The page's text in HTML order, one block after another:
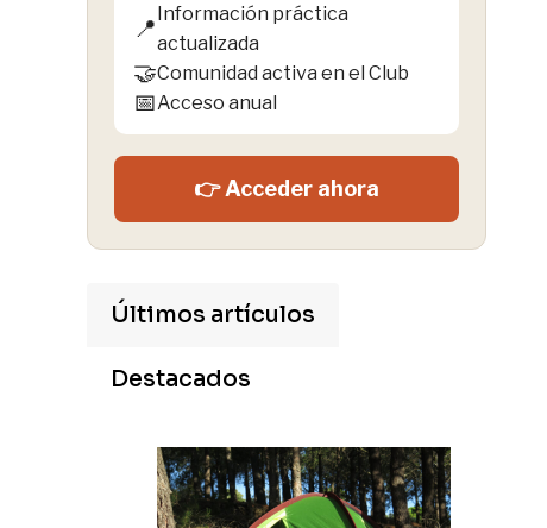
📍
Información práctica
actualizada
🤝Comunidad activa en el Club
📅Acceso anual
👉 Acceder ahora
Últimos artículos
Destacados